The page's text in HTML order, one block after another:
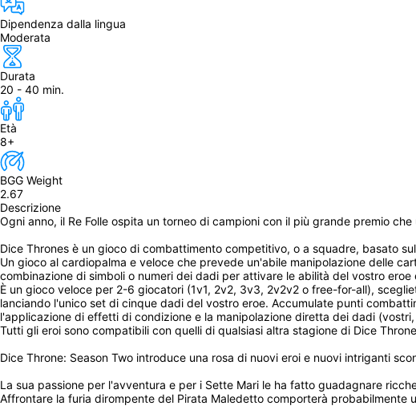
Dipendenza dalla lingua
Moderata
Durata
20 - 40 min.
Età
8+
BGG Weight
2.67
Descrizione
Ogni anno, il Re Folle ospita un torneo di campioni con il più grande premio
Dice Thrones è un gioco di combattimento competitivo, o a squadre, basato
Un gioco al cardiopalma e veloce che prevede un'abile manipolazione delle
combinazione di simboli o numeri dei dadi per attivare le abilità del vostro
È un gioco veloce per 2-6 giocatori (1v1, 2v2, 3v3, 2v2v2 o free-for-all),
lanciando l'unico set di cinque dadi del vostro eroe. Accumulate punti
l'applicazione di effetti di condizione e la manipolazione diretta dei dadi
Tutti gli eroi sono compatibili con quelli di qualsiasi altra stagione di Dice
Dice Throne: Season Two introduce una rosa di nuovi eroi e nuovi intriganti
La sua passione per l'avventura e per i Sette Mari le ha fatto guadagnare
Affrontare la furia dirompente del Pirata Maledetto comporterà probabilmente